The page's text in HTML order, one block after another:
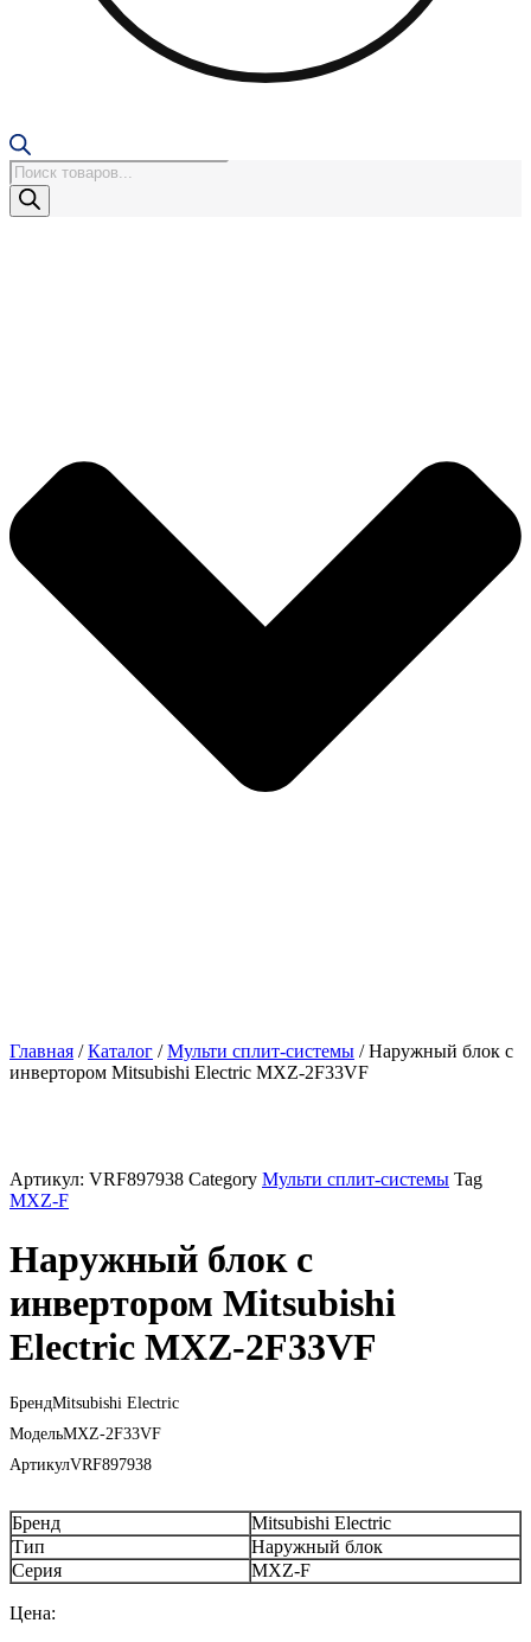
Поиск
товаров
Главная /Каталог /Мульти сплит-системы / Наружный блок с
инвертором Mitsubishi Electric MXZ-2F33VF
Артикул: VRF897938 Category Мульти сплит-системы Tag
MXZ-F
Наружный блок с
инвертором Mitsubishi
Electric MXZ-2F33VF
БрендMitsubishi Electric
МодельMXZ-2F33VF
АртикулVRF897938
Бренд
Mitsubishi Electric
Тип
Наружный блок
Серия
MXZ-F
Цена: